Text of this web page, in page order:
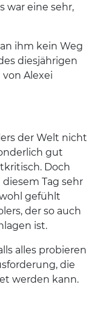
war eine sehr,
ihm kein Weg
diesjährigen
Alexei
der Welt nicht
gut
Doch
Tag sehr
gefühlt
der so auch
ist.
alles probieren
die
werden kann.